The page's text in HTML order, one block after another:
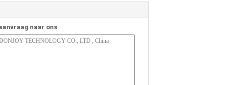
naar ons